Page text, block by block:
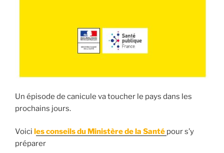
Un épisode de canicule va toucher le pays dans les
prochains jours.
Voici les conseils du Ministère de la Santé pour s’y
préparer